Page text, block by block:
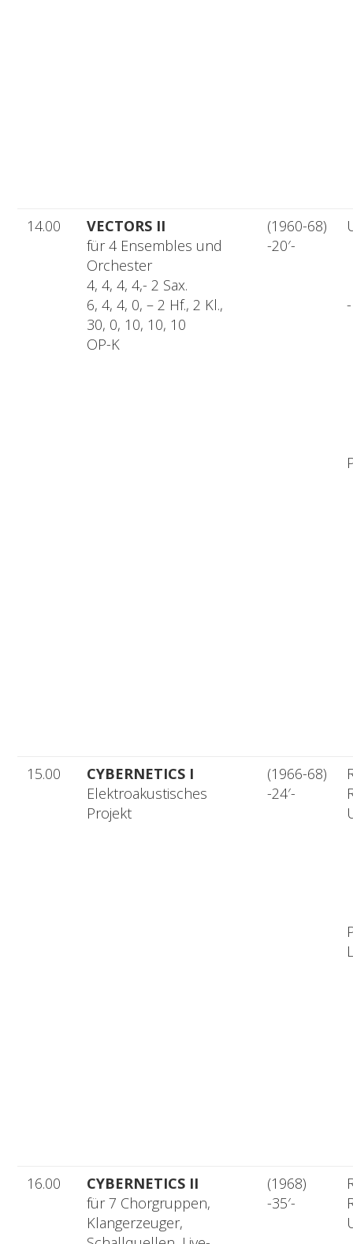
14.00
VECTORS II
für 4 Ensembles und
Orchester
4, 4, 4, 4,- 2 Sax.
6, 4, 4, 0, – 2 Hf., 2 Kl.,
30, 0, 10, 10, 10
OP-K
(1960-68)
-20′-
15.00
CYBERNETICS I
Elektroakustisches
Projekt
(1966-68)
-24′-
16.00
CYBERNETICS II
für 7 Chorgruppen,
Klangerzeuger,
(1968)
-35′-